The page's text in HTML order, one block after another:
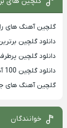
گلچین آهنگ های
دانلود گلچین
دانلود گلچین
دانلود گلچین 100 آهنگ برتر دهه 90
گلچین آهنگ های
خوانندگان